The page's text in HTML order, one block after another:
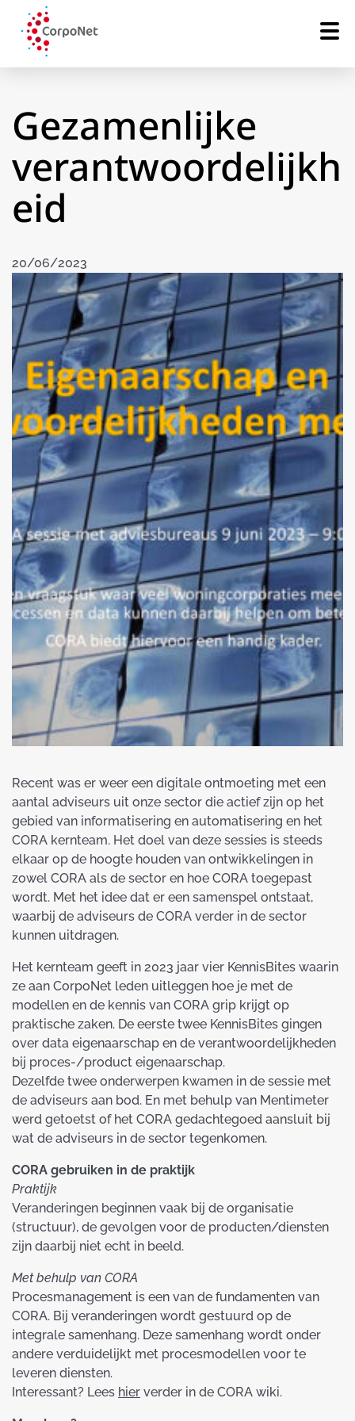
Gezamenlijke
verantwoordelijkh
eid
20/06/2023
Recent was er weer een digitale ontmoeting met een
aantal adviseurs uit onze sector die actief zijn op het
gebied van informatisering en automatisering en het
CORA kernteam. Het doel van deze sessies is steeds
elkaar op de hoogte houden van ontwikkelingen in
zowel CORA als de sector en hoe CORA toegepast
wordt. Met het idee dat er een samenspel ontstaat,
waarbij de adviseurs de CORA verder in de sector
kunnen uitdragen.
Het kernteam geeft in 2023 jaar vier KennisBites waarin
ze aan CorpoNet leden uitleggen hoe je met de
modellen en de kennis van CORA grip krijgt op
praktische zaken. De eerste twee KennisBites gingen
over data eigenaarschap en de verantwoordelijkheden
bij proces-/product eigenaarschap.
Dezelfde twee onderwerpen kwamen in de sessie met
de adviseurs aan bod. En met behulp van Mentimeter
werd getoetst of het CORA gedachtegoed aansluit bij
wat de adviseurs in de sector tegenkomen.
CORA gebruiken in de praktijk
Praktijk
Veranderingen beginnen vaak bij de organisatie
(structuur), de gevolgen voor de producten/diensten
zijn daarbij niet echt in beeld.
Met behulp van CORA
Procesmanagement is een van de fundamenten van
CORA. Bij veranderingen wordt gestuurd op de
integrale samenhang. Deze samenhang wordt onder
andere verduidelijkt met procesmodellen voor te
leveren diensten.
Interessant? Lees hier verder in de CORA wiki.